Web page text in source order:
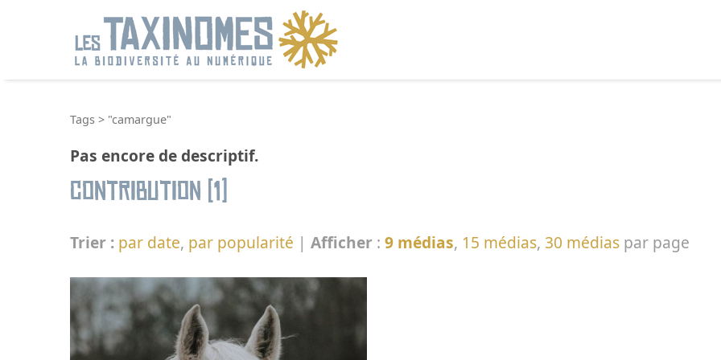
Tags > "camargue"
Pas encore de descriptif.
Contribution (1)
Trier : par date, par popularité | Afficher : 9 médias, 15 médias, 30 médias par page